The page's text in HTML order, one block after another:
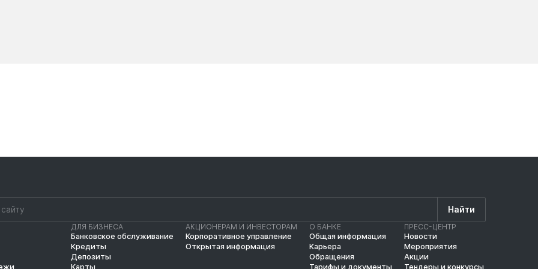
Найти
ДЛЯ БИЗНЕСА
Банковское обслуживание
Кредиты
Депозиты
Карты
АКЦИОНЕРАМ И ИНВЕСТОРАМ
Корпоративное управление
Открытая информация
О БАНКЕ
Общая информация
Карьера
Обращения
Тарифы и документы
ПРЕСС-ЦЕНТР
Новости
Мероприятия
Акции
Тендеры и конкурсы